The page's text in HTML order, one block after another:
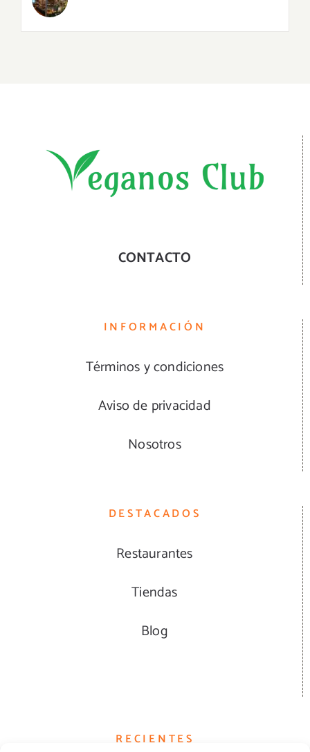
CONTACTO
INFORMACIÓN
Términos y condiciones
Aviso de privacidad
Nosotros
DESTACADOS
Restaurantes
Tiendas
Blog
RECIENTES